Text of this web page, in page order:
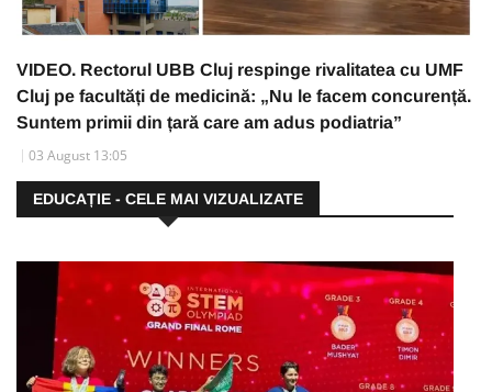
VIDEO. Rectorul UBB Cluj respinge rivalitatea cu UMF
Cluj pe facultăți de medicină: „Nu le facem concurență.
Suntem primii din țară care am adus podiatria”
03 August 13:05
EDUCAȚIE - CELE MAI VIZUALIZATE